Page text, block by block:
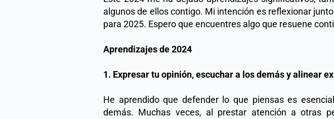
algunos de ellos contigo. Mi intención es reflexionar
para 2025. Espero que encuentres algo que resuene
Aprendizajes de 2024
1. Expresar tu opinión, escuchar a los demás y alinear
He aprendido que defender lo que piensas es
demás. Muchas veces, al prestar atención a otras